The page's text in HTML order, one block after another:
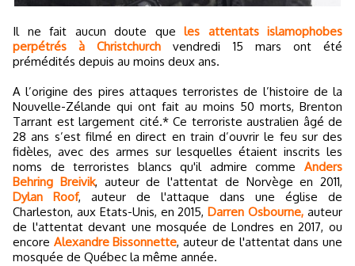
Il ne fait aucun doute que les attentats islamophobes
perpétrés à Christchurch vendredi 15 mars ont été
prémédités depuis au moins deux ans.
A l’origine des pires attaques terroristes de l’histoire de la
Nouvelle-Zélande qui ont fait au moins 50 morts, Brenton
Tarrant est largement cité.* Ce terroriste australien âgé de
28 ans s’est filmé en direct en train d’ouvrir le feu sur des
fidèles, avec des armes sur lesquelles étaient inscrits les
noms de terroristes blancs qu'il admire comme Anders
Behring Breivik, auteur de l'attentat de Norvège en 2011,
Dylan Roof, auteur de l'attaque dans une église de
Charleston, aux Etats-Unis, en 2015,Darren Osbourne, auteur
de l'attentat devant une mosquée de Londres en 2017, ou
encore Alexandre Bissonnette, auteur de l'attentat dans une
mosquée de Québec la même année.